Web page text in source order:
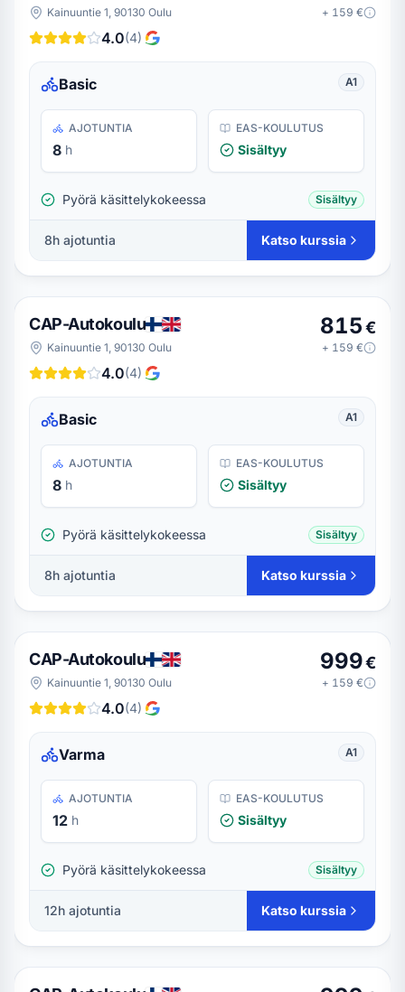
Kainuuntie 1, 90130 Oulu
4.0(4)
+ 159 €
Basic A1
AJOTUNTIA
8 h
EAS-KOULUTUS
Sisältyy
Pyörä käsittelykokeessa Sisältyy
8h ajotuntia Katso kurssia
CAP-Autokoulu
Kainuuntie 1, 90130 Oulu
4.0(4)
815€
+ 159 €
Basic A1
AJOTUNTIA
8 h
EAS-KOULUTUS
Sisältyy
Pyörä käsittelykokeessa Sisältyy
8h ajotuntia Katso kurssia
CAP-Autokoulu
Kainuuntie 1, 90130 Oulu
4.0(4)
999€
+ 159 €
Varma A1
AJOTUNTIA
12 h
EAS-KOULUTUS
Sisältyy
Pyörä käsittelykokeessa Sisältyy
12h ajotuntia Katso kurssia